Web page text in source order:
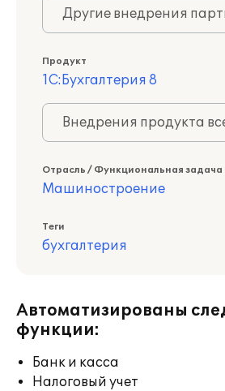
Другие внедрения
Продукт
1С:Бухгалтерия 8
Внедрения продукта
Отрасль / Функциональная задача
Машиностроение
Теги
бухгалтерия
Автоматизированы
функции:
Банк и касса
Налоговый учет